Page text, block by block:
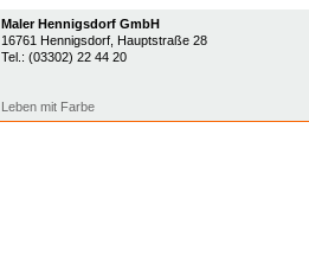
Maler Hennigsdorf GmbH
16761 Hennigsdorf, Hauptstraße 28
Tel.: (03302) 22 44 20
Leben mit Farbe